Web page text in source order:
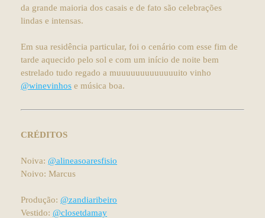
da grande maioria dos casais e de fato são celebrações
lindas e intensas.
Em sua residência particular, foi o cenário com esse fim de
tarde aquecido pelo sol e com um início de noite bem
estrelado tudo regado a muuuuuuuuuuuuuito vinho
@winevinhos e música boa.
CRÉDITOS
Noiva: @alineasoaresfisio
Noivo: Marcus
Produção: @zandiaribeiro
Vestido: @closetdamay